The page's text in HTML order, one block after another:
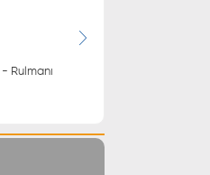
Rulmanı